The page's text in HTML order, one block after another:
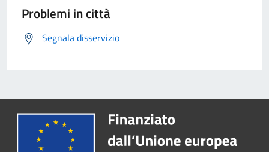
Problemi in città
Segnala disservizio